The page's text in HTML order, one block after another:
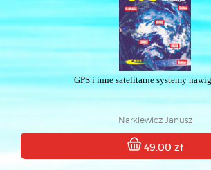
GPS i inne satelitarne systemy
Narkiewicz Janusz
49.00 zł